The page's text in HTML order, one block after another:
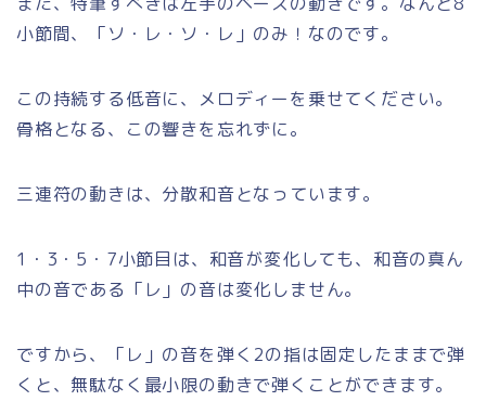
小節間、「ソ・レ・ソ・レ」のみ！なのです。
この持続する低音に、メロディーを乗せてください。
骨格となる、この響きを忘れずに。
三連符の動きは、分散和音となっています。
1・3・5・7小節目は、和音が変化しても、和音の真ん
中の音である「レ」の音は変化しません。
ですから、「レ」の音を弾く2の指は固定したままで弾
くと、無駄なく最小限の動きで弾くことができます。